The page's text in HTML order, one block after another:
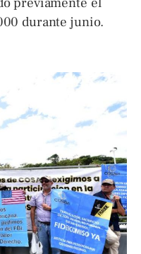
durante junio.